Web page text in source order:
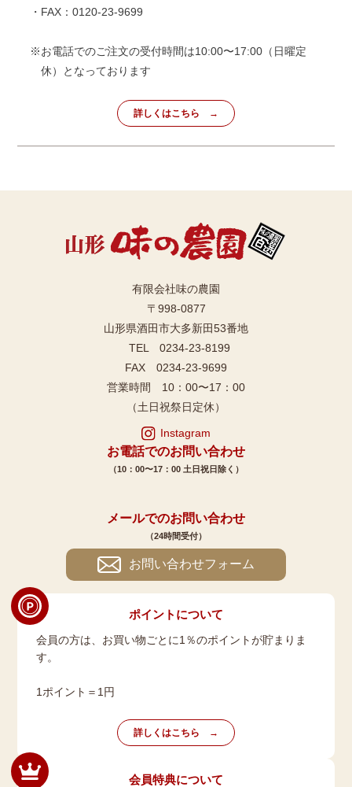
・FAX：0120-23-9699
※お電話でのご注文の受付時間は10:00〜17:00（日曜定
休）となっております
詳しくはこちら
有限会社味の農園
〒998-0877
山形県酒田市大多新田53番地
TEL 0234-23-8199
FAX 0234-23-9699
営業時間 10：00〜17：00
（土日祝祭日定休）
Instagram
お電話でのお問い合わせ
（10：00〜17：00 土日祝日除く）
メールでのお問い合わせ
（24時間受付）
お問い合わせフォーム
ポイントについて
会員の方は、お買い物ごとに1％のポイントが貯まりま
す。
1ポイント＝1円
詳しくはこちら
会員特典について